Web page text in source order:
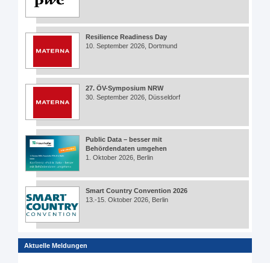
Resilience Readiness Day
10. September 2026, Dortmund
27. ÖV-Symposium NRW
30. September 2026, Düsseldorf
Public Data – besser mit
Behördendaten umgehen
1. Oktober 2026, Berlin
Smart Country Convention 2026
13.-15. Oktober 2026, Berlin
Aktuelle Meldungen